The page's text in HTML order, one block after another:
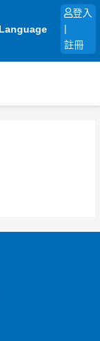
Language
登入
註冊